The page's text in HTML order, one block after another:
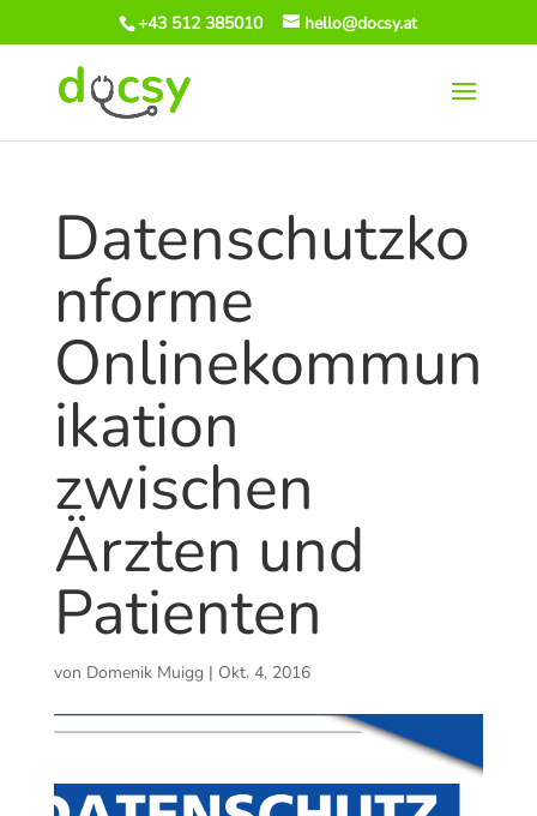
+43 512 385010 hello@docsy.at
Datenschutzko
nforme
Onlinekommun
ikation
zwischen
Ärzten und
Patienten
von Domenik Muigg | Okt. 4, 2016